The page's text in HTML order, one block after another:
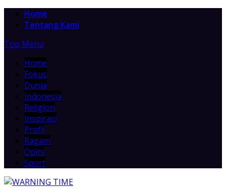
Home
Tentang Kami
Top Menu
Home
Fokus
Dunia
Indonesia
Religion
Inspirasi
Profil
Ragam
Opini
Sport